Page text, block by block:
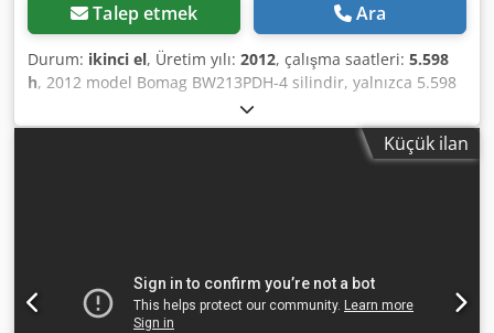
Talep etmek Ara
Durum: ikinci el, Üretim yılı: 2012, çalışma saatleri: 5.598
h, 2012 model Bomag BW213PDH-4 silindir, yalnızca 5.598
çalışma saatiyle! ---- * Üretici: Bomag * Model: BW213PDH-
4 * Üretim yılı: 2012 * Okunan çalışma saati: yaklaşık 5.598
* Çalışma ağırlığı: 13.100 kg * Klima * Alman makinesi *
garanti olmaksızın verilmiştir. Hatalar ve ara satış hakkı
saklıdır.
Küçük ilan